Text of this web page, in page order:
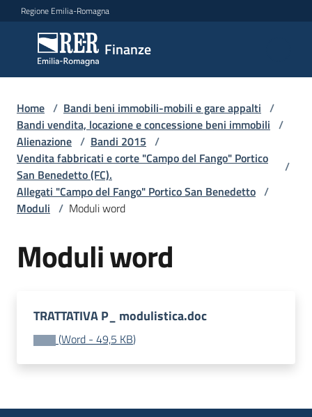
Vai al contenuto
Vai alla navigazione
Vai al footer
Regione Emilia-Romagna
Finanze
Finanze
Argomenti
Novità
Leggi
Bandi
Programmi
Progetti
Home / Bandi beni immobili-mobili e gare appalti /
Bandi vendita, locazione e concessione beni immobili /
Alienazione / Bandi 2015 /
Vendita fabbricati e corte "Campo del Fango" Portico
San Benedetto (FC).
/
Allegati "Campo del Fango" Portico San Benedetto /
Moduli / Moduli word
Moduli word
TRATTATIVA P_ modulistica.doc
(Word - 49,5 KB)